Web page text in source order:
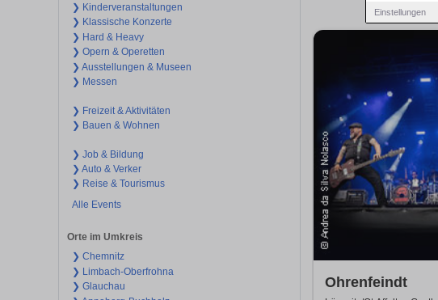
Einstellungen
❯ Kinderveranstaltungen
❯ Klassische Konzerte
❯ Hard & Heavy
❯ Opern & Operetten
❯ Ausstellungen & Museen
❯ Messen
❯ Freizeit & Aktivitäten
❯ Bauen & Wohnen
❯ Job & Bildung
❯ Auto & Verker
❯ Reise & Tourismus
Alle Events
Orte im Umkreis
❯ Chemnitz
❯ Limbach-Oberfrohna
❯ Glauchau
Ohrenfeindt